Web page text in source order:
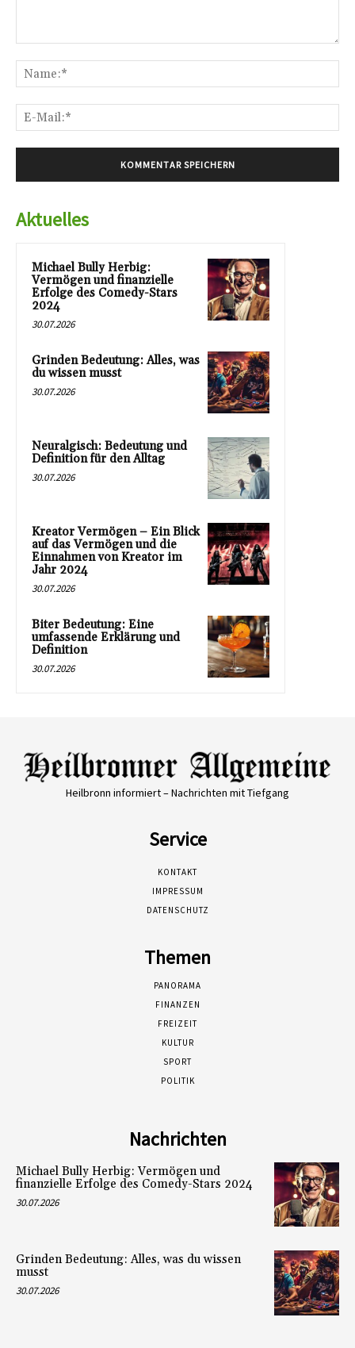
Aktuelles
Michael Bully Herbig:
Vermögen und finanzielle
Erfolge des Comedy-Stars
2024
30.07.2026
Grinden Bedeutung: Alles, was
du wissen musst
30.07.2026
Neuralgisch: Bedeutung und
Definition für den Alltag
30.07.2026
Kreator Vermögen – Ein Blick
auf das Vermögen und die
Einnahmen von Kreator im
Jahr 2024
30.07.2026
Biter Bedeutung: Eine
umfassende Erklärung und
Definition
30.07.2026
Heilbronn informiert – Nachrichten mit Tiefgang
Service
KONTAKT
IMPRESSUM
DATENSCHUTZ
Themen
PANORAMA
FINANZEN
FREIZEIT
KULTUR
SPORT
POLITIK
Nachrichten
Michael Bully Herbig: Vermögen und
finanzielle Erfolge des Comedy-Stars 2024
30.07.2026
Grinden Bedeutung: Alles, was du wissen
musst
30.07.2026